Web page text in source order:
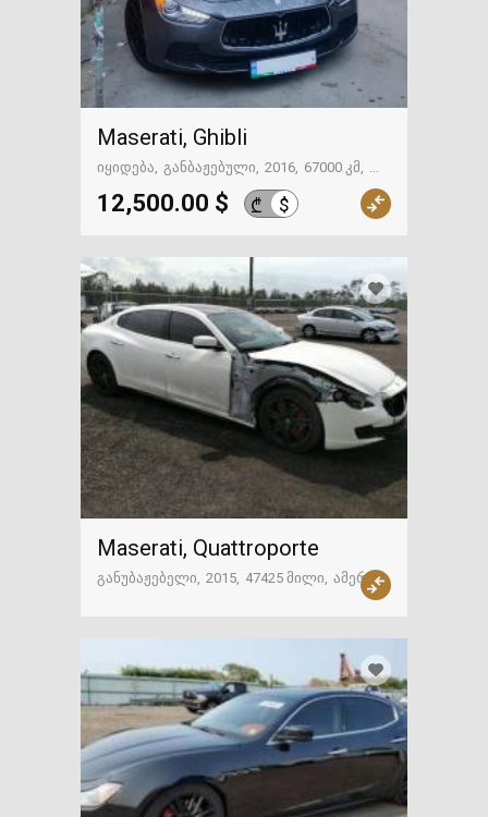
Maserati, Ghibli
იყიდება განბაჟებული 2016 67000 კმ
12,500.00 $ ₾ $
Maserati, Quattroporte
განუბაჟებელი 2015 47425 მილი ამერიკა